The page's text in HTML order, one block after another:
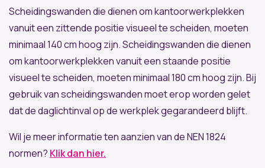
Scheidingswanden die dienen om kantoorwerkplekken
vanuit een zittende positie visueel te scheiden, moeten
minimaal 140 cm hoog zijn. Scheidingswanden die dienen
om kantoorwerkplekken vanuit een staande positie
visueel te scheiden, moeten minimaal 180 cm hoog zijn. Bij
gebruik van scheidingswanden moet erop worden gelet
dat de daglichtinval op de werkplek gegarandeerd blijft.
Wil je meer informatie ten aanzien van de NEN 1824
normen? Klik dan hier.